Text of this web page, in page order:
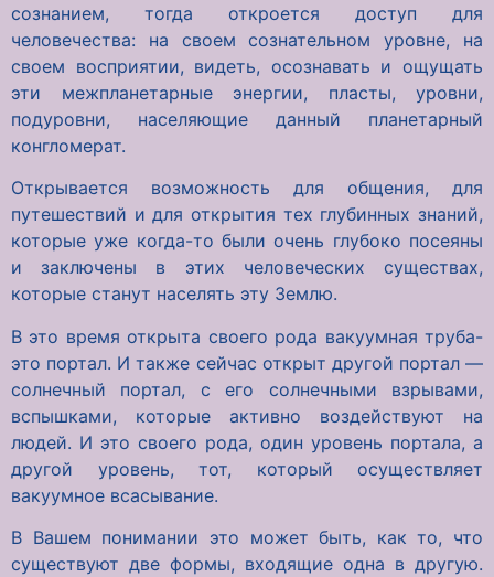
сознанием, тогда откроется доступ для
человечества: на своем сознательном уровне, на
своем восприятии, видеть, осознавать и ощущать
эти межпланетарные энергии, пласты, уровни,
подуровни, населяющие данный планетарный
конгломерат.
Открывается возможность для общения, для
путешествий и для открытия тех глубинных знаний,
которые уже когда-то были очень глубоко посеяны
и заключены в этих человеческих существах,
которые станут населять эту Землю.
В это время открыта своего рода вакуумная труба-
это портал. И также сейчас открыт другой портал —
солнечный портал, с его солнечными взрывами,
вспышками, которые активно воздействуют на
людей. И это своего рода, один уровень портала, а
другой уровень, тот, который осуществляет
вакуумное всасывание.
В Вашем понимании это может быть, как то, что
существуют две формы, входящие одна в другую.